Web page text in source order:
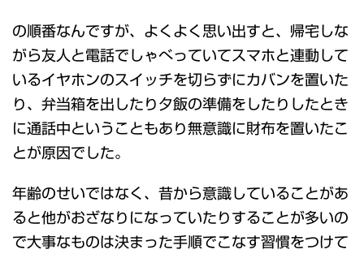
の順番なんですが、よくよく思い出すと、帰宅しな
がら友人と電話でしゃべっていてスマホと連動して
いるイヤホンのスイッチを切らずにカバンを置いた
り、弁当箱を出したり夕飯の準備をしたりしたとき
に通話中ということもあり無意識に財布を置いたこ
とが原因でした。
年齢のせいではなく、昔から意識していることがあ
ると他がおざなりになっていたりすることが多いの
で大事なものは決まった手順でこなす習慣をつけて